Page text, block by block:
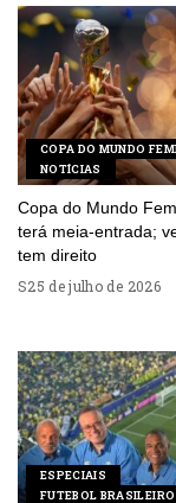
COPA DO MUNDO
NOTÍCIAS
Copa do Mundo
terá meia-entrada;
tem direito
25 de julho de 2026
ESPECIAIS
FUTEBOL BRASILEIRO